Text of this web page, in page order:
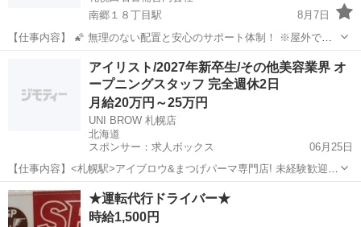
南郷１８丁目駅
8月7日
【仕事内容】 🌠 無理のない配置と安心のサポート体制！ ※屋外での
立ち仕事が中心となりますが、無理のない配置・こまめな休憩を徹底
中央区・西28丁目...
南郷１８丁目駅 その他 スタッフ
アイリスト/2027年新卒生/その他美容業界 オ
ープニングスタッフ 完全週休2日
月給20万円～25万円
UNI BROW 札幌店
北海道
スポンサー：求人ボックス
06月25日
【仕事内容】<札幌駅>アイブロウ&まつげパーマ専門店! 未経験歓迎
社会保険完備 月10,11日休み 年間休日125日 土日祝休み月2回OK 髪色
自由・ネイルOK アイリストとしてだけでなく、メイクアップアーテ
ィストとしても活躍で...
正社員 / アルバイト・パート
★運転代行ドライバー★
時給1,500円